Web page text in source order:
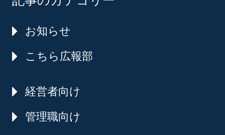
お知らせ
こちら広報部
経営者向け
管理職向け